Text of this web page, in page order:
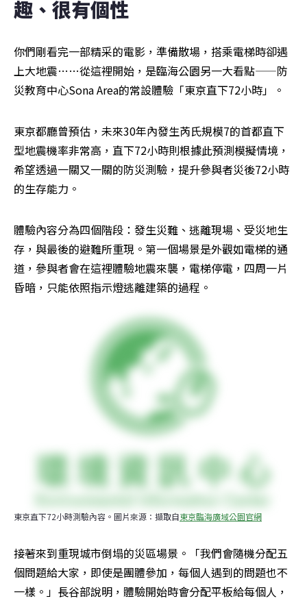
趣、很有個性
你們剛看完一部精采的電影，準備散場，搭乘電梯時卻遇
上大地震……從這裡開始，是臨海公園另一大看點——防
災教育中心Sona Area的常設體驗「東京直下72小時」。
東京都廳曾預估，未來30年內發生芮氏規模7的首都直下
型地震機率非常高，直下72小時則根據此預測模擬情境，
希望透過一關又一關的防災測驗，提升參與者災後72小時
的生存能力。
體驗內容分為四個階段：發生災難、逃離現場、受災地生
存，與最後的避難所重現。第一個場景是外觀如電梯的通
道，參與者會在這裡體驗地震來襲，電梯停電，四周一片
昏暗，只能依照指示燈逃離建築的過程。
東京直下72小時測驗內容。圖片來源：擷取自東京臨海廣域公園官網
接著來到重現城市倒塌的災區場景。「我們會隨機分配五
個問題給大家，即使是團體參加，每個人遇到的問題也不
一樣。」長谷部說明，體驗開始時會分配平板給每個人，